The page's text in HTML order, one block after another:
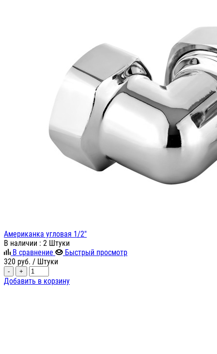
Американка угловая 1/2"
В наличии : 2 Штуки
В сравнение
Быстрый просмотр
320 руб. / Штуки
- +
Добавить в корзину